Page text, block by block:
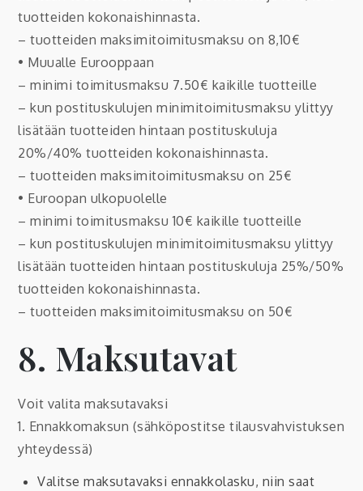
tuotteiden kokonaishinnasta.
– tuotteiden maksimitoimitusmaksu on 8,10€
• Muualle Eurooppaan
– minimi toimitusmaksu 7.50€ kaikille tuotteille
– kun postituskulujen minimitoimitusmaksu ylittyy
lisätään tuotteiden hintaan postituskuluja
20%/40% tuotteiden kokonaishinnasta.
– tuotteiden maksimitoimitusmaksu on 25€
• Euroopan ulkopuolelle
– minimi toimitusmaksu 10€ kaikille tuotteille
– kun postituskulujen minimitoimitusmaksu ylittyy
lisätään tuotteiden hintaan postituskuluja 25%/50%
tuotteiden kokonaishinnasta.
– tuotteiden maksimitoimitusmaksu on 50€
8. Maksutavat
Voit valita maksutavaksi
1. Ennakkomaksun (sähköpostitse tilausvahvistuksen
yhteydessä)
Valitse maksutavaksi ennakkolasku, niin saat